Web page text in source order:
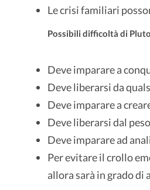
Le crisi familiari
Possibili difficoltà di
Deve imparare a
Deve liberarsi da
Deve imparare a
Deve liberarsi dal
Deve imparare ad
Per evitare il crollo
allora sarà in grado di